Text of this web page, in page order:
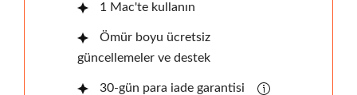
1 Mac'te kullanın
Ömür boyu ücretsiz
güncellemeler ve destek
30-gün para iade garantisi